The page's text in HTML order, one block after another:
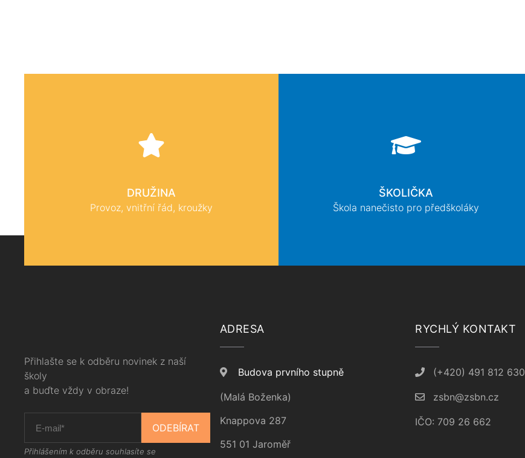
DRUŽINA
Provoz, vnitřní řád, kroužky
ŠKOLIČKA
Škola nanečisto pro předškoláky
Přihlašte se k odběru novinek z naší
školy
a buďte vždy v obraze!
ODEBÍRAT
Přihlášením k odběru souhlasíte se
ADRESA
Budova prvního stupně
(Malá Boženka)
Knappova 287
551 01 Jaroměř
RYCHLÝ KONTAKT
(+420) 491 812 630
zsbn@zsbn.cz
IČO: 709 26 662